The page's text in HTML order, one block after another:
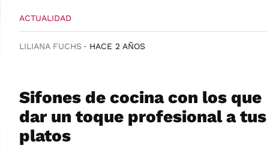
ACTUALIDAD
LILIANA FUCHS HACE 2 AÑOS
Sifones de cocina con los que
dar un toque profesional a tus
platos